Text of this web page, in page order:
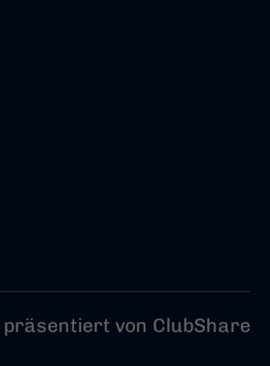
präsentiert von ClubShare